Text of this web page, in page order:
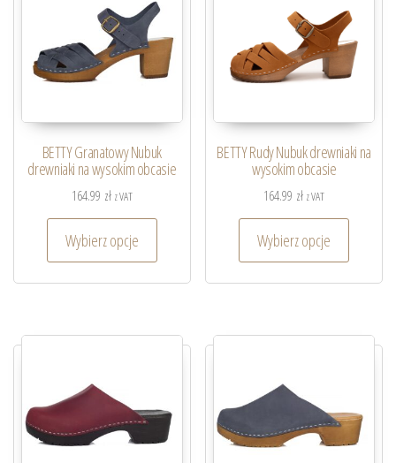
BETTY Granatowy Nubuk
drewniaki na wysokim obcasie
164.99 zł z VAT
Wybierz opcje
BETTY Rudy Nubuk drewniaki na
wysokim obcasie
164.99 zł z VAT
Wybierz opcje